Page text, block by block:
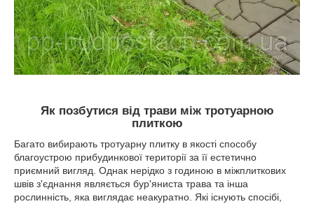
Як позбутися від трави між тротуарною
плиткою
Багато вибирають тротуарну плитку в якості способу
благоустрою прибудинкової території за її естетично
приємний вигляд. Однак нерідко з годиною в міжплиткових
швів з'єднання являється бур'яниста трава та інша
рослинність, яка виглядає неакуратно. Які існують спосібі,